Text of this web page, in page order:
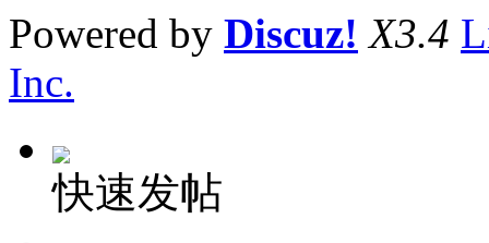
Powered by Discuz! X3.4
Inc.
快速发帖